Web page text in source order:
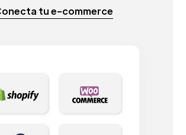
tu e-commerce